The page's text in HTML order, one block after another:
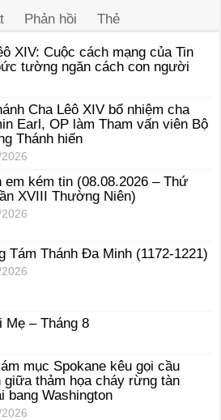
Phản hồi Thẻ
XIV: Cuộc cách mạng của Tin
tường ngăn cách con người
Cha Lêô XIV bổ nhiệm cha
Earl, OP làm Tham vấn viên Bộ
Thánh hiến
em kém tin (08.08.2026 – Thứ
XVIII Thường Niên)
Tám Thánh Ða Minh (1172-1221)
Mẹ – Tháng 8
mục Spokane kêu gọi cầu
giữa thảm họa cháy rừng tàn
bang Washington